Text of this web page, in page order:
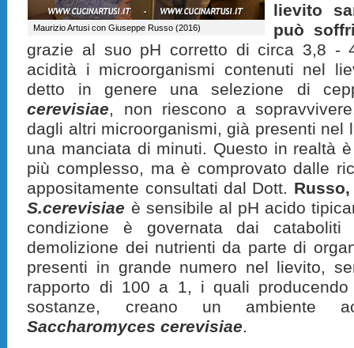
Maurizio Artusi con Giuseppe Russo (2016)
lievito
può
grazie al suo pH corretto di circa 3,8 -
acidità i microorganismi contenuti nel
detto in genere una selezione di
cerevisiae, non riescono a
dagli altri microorganismi, già presenti nel
una manciata di minuti. Questo in realtà
più complesso, ma è comprovato dalle
appositamente consultati dal Dott. Russo,
S.cerevisiae è sensibile al pH acido
condizione è governata dai cataboliti
demolizione dei nutrienti da parte di
presenti in grande numero nel lievito,
rapporto di 100 a 1, i quali
sostanze, creano un ambiente
Saccharomyces cerevisiae.